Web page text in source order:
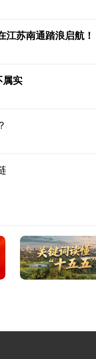
苏南通踏浪启航！
属实